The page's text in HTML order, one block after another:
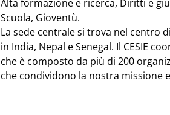
Alta formazione e ricerca, Diritti e
Scuola, Gioventù.
La sede centrale si trova nel centro
in India, Nepal e Senegal. Il CESIE
che è composto da più di 200
che condividono la nostra missione